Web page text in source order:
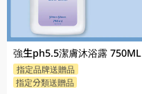
強生ph5.5潔膚沐浴露 750ML
指定品牌送贈品
指定分類送贈品